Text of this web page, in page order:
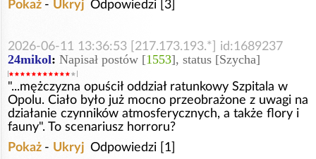
Pokaż - Ukryj Odpowiedzi [3]
2026-06-11 13:36:53 [217.173.193.*] id:1689237
24mikol: Napisał postów [1553], status [Szycha]
"...mężczyzna opuścił oddział ratunkowy Szpitala w
Opolu. Ciało było już mocno przeobrażone z uwagi na
działanie czynników atmosferycznych, a także flory i
fauny". To scenariusz horroru?
Pokaż - Ukryj Odpowiedzi [1]